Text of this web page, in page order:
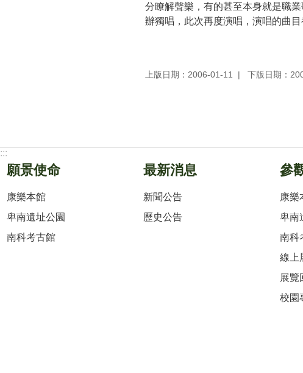
分瞭解聲樂，有的甚至本身就是職
辦獨唱，此次再度演唱，演唱的曲
上版日期：2006-01-11 下版日期：
:::
願景使命
康樂本館
卑南遺址公園
南科考古館
最新消息
新聞公告
歷史公告
參
康樂
卑南
南科
線上
展覽
校園